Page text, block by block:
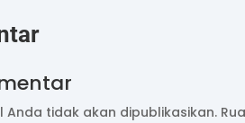
Anda tidak akan dipublikasikan.